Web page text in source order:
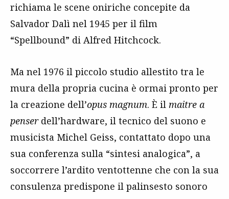
richiama le scene oniriche concepite da
Salvador Dalì nel 1945 per il film
“Spellbound” di Alfred Hitchcock.
Ma nel 1976 il piccolo studio allestito tra le
mura della propria cucina è ormai pronto per
la creazione dell’opus magnum. È il maitre a
penserdell’hardware, il tecnico del suono e
musicista Michel Geiss, contattato dopo una
sua conferenza sulla “sintesi analogica”, a
soccorrere l’ardito ventottenne che con la sua
consulenza predispone il palinsesto sonoro